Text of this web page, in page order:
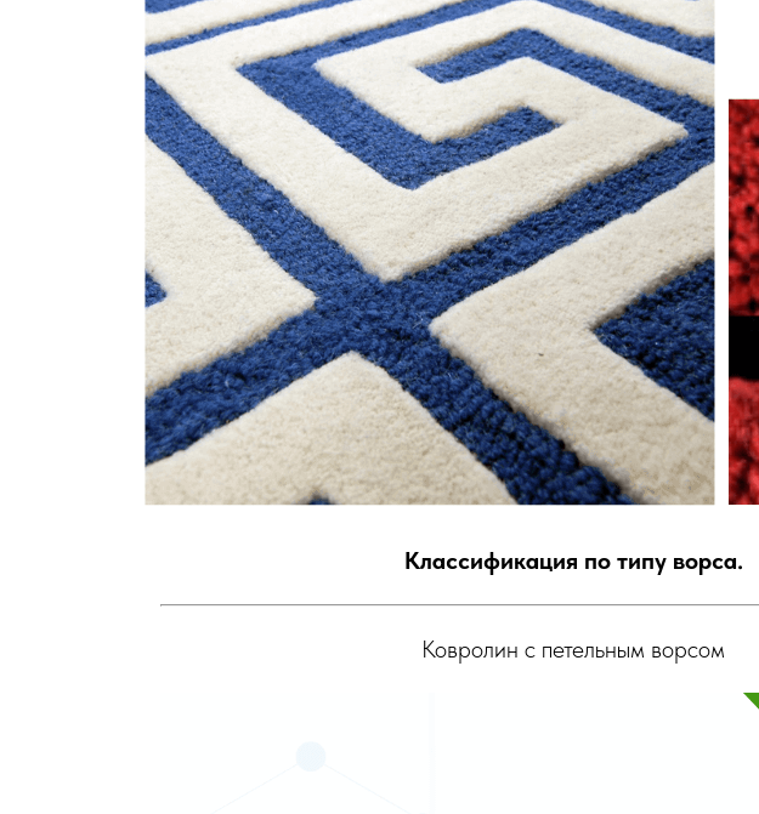
Классификация по типу ворса.
Ковролин с петельным ворсом